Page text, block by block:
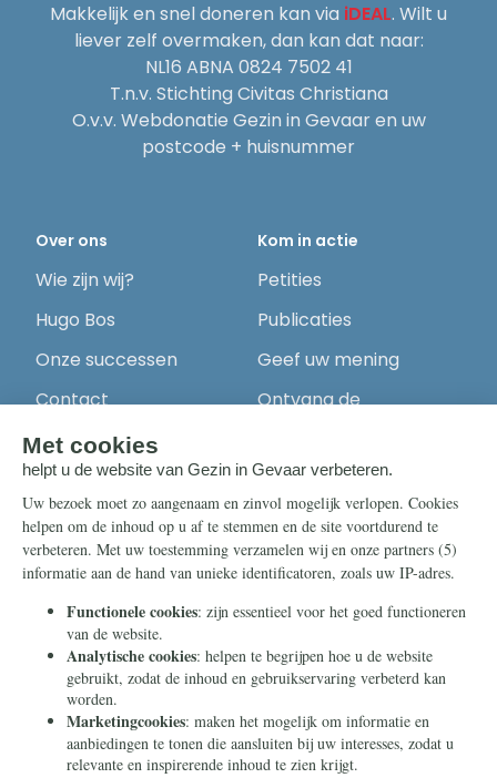
Makkelijk en snel doneren kan via iDEAL. Wilt u
liever zelf overmaken, dan kan dat naar:
NL16 ABNA 0824 7502 41
T.n.v. Stichting Civitas Christiana
O.v.v. Webdonatie Gezin in Gevaar en uw
postcode + huisnummer
Over ons
Wie zijn wij?
Hugo Bos
Onze successen
Contact
Kom in actie
Petities
Publicaties
Geef uw mening
Ontvang de
Steun ons
Nieuwsbrief
Eenmalig
Maandelijks
Periodiek
Nalaten
Zelf overschrijven
Info
Contact
Ontvang onze
Telegram-berichten